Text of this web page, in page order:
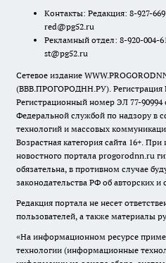
Контакты: Редакция: 8-927-
red@pg52.ru
Рекламный отдел: 8-920-004-
st@pg52.ru
Сетевое издание
(ВВВ.ПРОГОРОДНН.РУ). Регистрация
Регистрационный номер ЭЛ 77-90994
Федеральной службой по надзору в
технологий и массовых
Возрастная категория сайта 16+.
новостного портала progorodnn.ru
обязательна, в противном случае
законодательства РФ об авторских
Редакция портала не несет
пользователей, а также материалы
«На информационном ресурсе
технологии (информационные